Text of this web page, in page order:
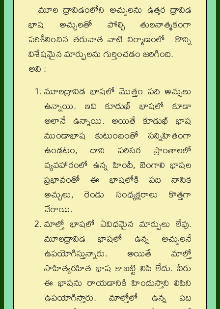
మూల ద్రావిడంలోని అచ్చులను ఉత్తర ద్రావిడ
భాష అచ్చులతో పోల్చి తులనాత్మకంగా
పరిశీలించిన తరువాత వాటి నిర్మాణంలో కొన్ని
విశేషమైన మార్పులను గుర్తించడం జరిగింది.
అవి :
మూలద్రావిడ భాషలో మొత్తం పది అచ్చులు
ఉన్నాయి. ఇవి కూడుఖ్‌ భాషలో కూడా
అలానే ఉన్నాయి. అయితే కూడుఖ్‌ భాష
ముండాభాష కుటుంబంతో సన్నిహితంగా
ఉండటం, దాని పరిసర ప్రాంతాలలో
వ్యవహారంలో ఉన్న హిందీ, బెంగాలి భాషల
ప్రభావంతో ఈ భాషలోకి పది నాసిక
అచ్చులు, రెండు సంధ్యక్షరాలు కొత్తగా
చేరాయి.
మాల్తో భాషలో ఏవిధమైన మార్పులు లేవు.
మూలద్రావిడ భాషలో ఉన్న అచ్చులనే
ఉపయోగిస్తున్నారు. అయితే మాల్తో
సాహిత్యరహిత భాష కాబట్టి లిపి లేదు. వీరు
ఈ భాషను రాయడానికి హిందుస్తాని లిపిని
ఉపయోగిస్తారు. మాల్తోలో ఉన్న పది